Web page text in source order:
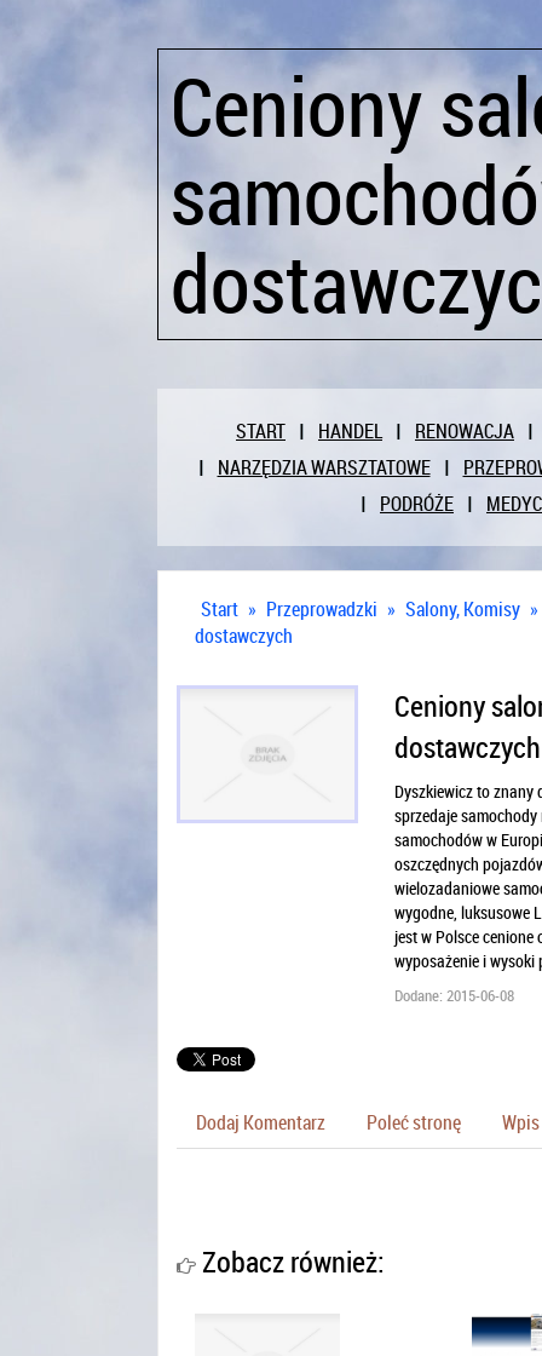
Ceniony
START HANDEL
RENOWACJA
NARZĘDZIA WARSZTATOWE
PODRÓŻE
Start » Przeprowadzki » Salony, Komisy »
dostawczych
Ceniony
dostawczych
Dyszkiewicz to znany
sprzedaje
samochodów w
oszczędnych
wielozadaniowe
wygodne, luksusowe
jest w Polsce
wyposażenie i wysoki
Dodane: 2015-06-08
Dodaj Komentarz Poleć stronę
Zobacz również: